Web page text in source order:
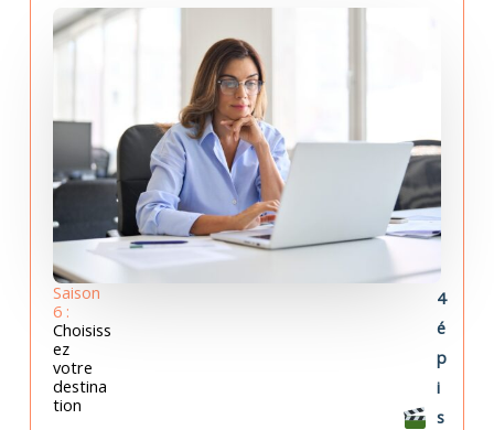
Saison
6 :
Choisiss
ez
votre
destina
tion
4
é
p
i
s